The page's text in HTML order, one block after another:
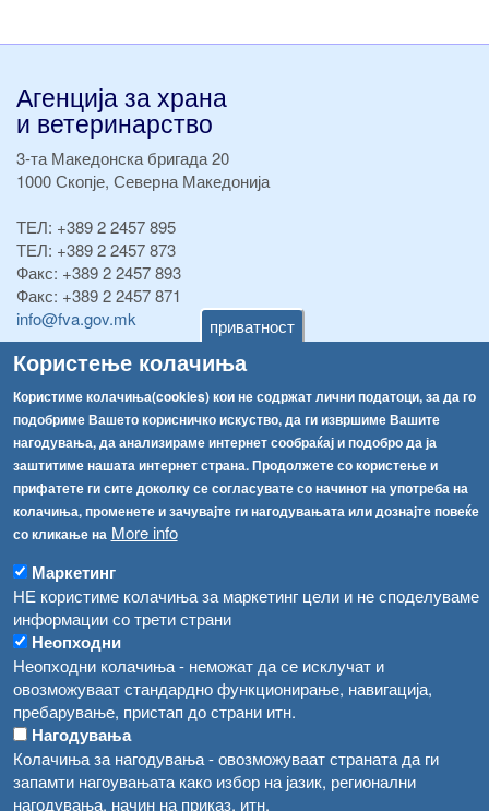
приватност
Користење колачиња
Користиме колачиња(cookies) кои не содржат лични податоци, за да го
подобриме Вашето корисничко искуство, да ги извршиме Вашите
нагодувања, да анализираме интернет сообраќај и подобро да ја
заштитиме нашата интернет страна. Продолжете со користење и
прифатете ги сите доколку се согласувате со начинот на употреба на
колачиња, променете и зачувајте ги нагодувањата или дознајте повеќе
со кликање на More info
Маркетинг
НЕ користиме колачиња за маркетинг цели и не споделуваме
информации со трети страни
Неопходни
Неопходни колачиња - неможат да се исклучат и
овозможуваат стандардно функционирање, навигација,
пребарување, пристап до страни итн.
Нагодувања
Колачиња за нагодувања - овозможуваат страната да ги
запамти нагоувањата како избор на јазик, регионални
нагодувања, начин на приказ, итн.
Агенција за храна
и ветеринарство
3-та Македонска бригада 20
1000 Скопје, Северна Македонија
ТЕЛ: +389 2 2457 895
ТЕЛ: +389 2 2457 873
Факс: +389 2 2457 893
Факс: +389 2 2457 871
info@fva.gov.mk
[АХВ-претходна страна]
Соопштенија
Република Бугарија ги засили официјалните контроли при увоз на свежо овошје и зеленчук
Високите температури ризик од труење со храна, опасни се и за животните
Водата во Гостивар може да се користи како техничка, продолжува испораката на флаширана вода
Забраната за водата во Гостивар останува на сила, операторите да користат само технички безбедна вода
Навигација
Архива
Регистри
Обрасци
Забрани